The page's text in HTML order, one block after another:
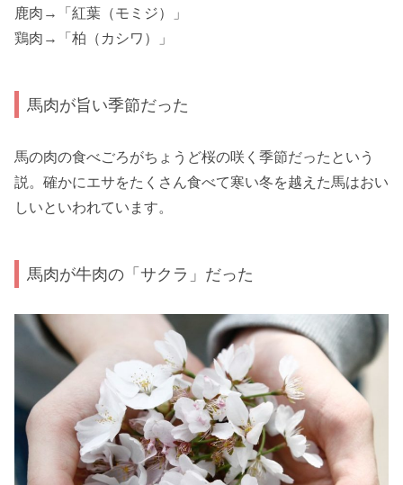
鹿肉→「紅葉（モミジ）」
鶏肉→「柏（カシワ）」
馬肉が旨い季節だった
馬の肉の食べごろがちょうど桜の咲く季節だったという
説。確かにエサをたくさん食べて寒い冬を越えた馬はおい
しいといわれています。
馬肉が牛肉の「サクラ」だった